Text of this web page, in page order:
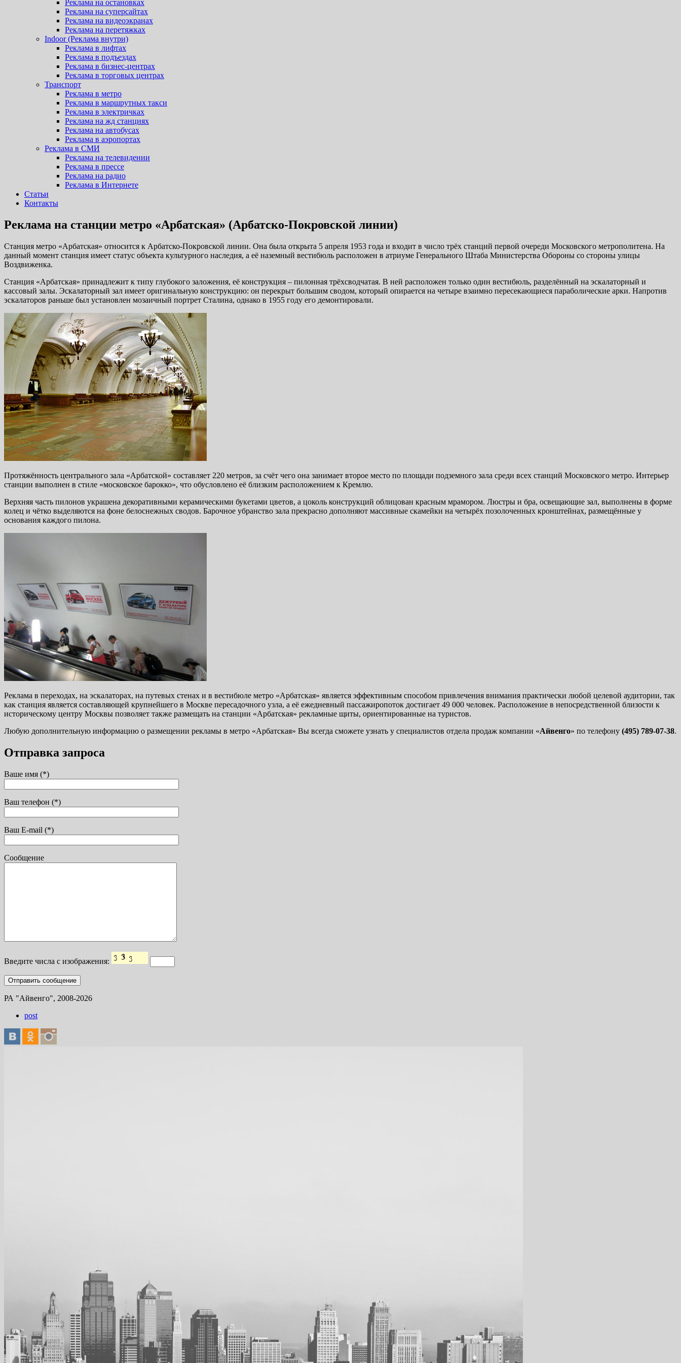
Реклама на остановках
Реклама на суперсайтах
Реклама на видеоэкранах
Реклама на перетяжках
Indoor (Реклама внутри)
Реклама в лифтах
Реклама в подъездах
Реклама в бизнес-центрах
Реклама в торговых центрах
Транспорт
Реклама в метро
Реклама в маршрутных такси
Реклама в электричках
Реклама на жд станциях
Реклама на автобусах
Реклама в аэропортах
Реклама в СМИ
Реклама на телевидении
Реклама в прессе
Реклама на радио
Реклама в Интернете
Статьи
Контакты
Реклама на станции метро «Арбатская» (Арбатско-Покровской линии)
Станция метро «Арбатская» относится к Арбатско-Покровской линии. Она была открыта 5 апреля 1953 года и входит в число трёх станций первой очереди Московского метрополитена. На
данный момент станция имеет статус объекта культурного наследия, а её наземный вестибюль расположен в атриуме Генерального Штаба Министерства Обороны со стороны улицы
Воздвиженка.
Станция «Арбатская» принадлежит к типу глубокого заложения, её конструкция – пилонная трёхсводчатая. В ней расположен только один вестибюль, разделённый на эскалаторный и
кассовый залы. Эскалаторный зал имеет оригинальную конструкцию: он перекрыт большим сводом, который опирается на четыре взаимно пересекающиеся параболические арки. Напротив
эскалаторов раньше был установлен мозаичный портрет Сталина, однако в 1955 году его демонтировали.
Протяжённость центрального зала «Арбатской» составляет 220 метров, за счёт чего она занимает второе место по площади подземного зала среди всех станций Московского метро. Интерьер
станции выполнен в стиле «московское барокко», что обусловлено её близким расположением к Кремлю.
Верхняя часть пилонов украшена декоративными керамическими букетами цветов, а цоколь конструкций облицован красным мрамором. Люстры и бра, освещающие зал, выполнены в форме
колец и чётко выделяются на фоне белоснежных сводов. Барочное убранство зала прекрасно дополняют массивные скамейки на четырёх позолоченных кронштейнах, размещённые у
основания каждого пилона.
Реклама в переходах, на эскалаторах, на путевых стенах и в вестибюле метро «Арбатская» является эффективным способом привлечения внимания практически любой целевой аудитории, так
как станция является составляющей крупнейшего в Москве пересадочного узла, а её ежедневный пассажиропоток достигает 49 000 человек. Расположение в непосредственной близости к
историческому центру Москвы позволяет также размещать на станции «Арбатская» рекламные щиты, ориентированные на туристов.
Любую дополнительную информацию о размещении рекламы в метро «Арбатская» Вы всегда сможете узнать у специалистов отдела продаж компании «Айвенго» по телефону (495) 789-07-38.
Отправка запроса
Ваше имя (*)
Ваш телефон (*)
Ваш E-mail (*)
Сообщение
Введите числа с изображения:
РА "Айвенго", 2008-2026
post